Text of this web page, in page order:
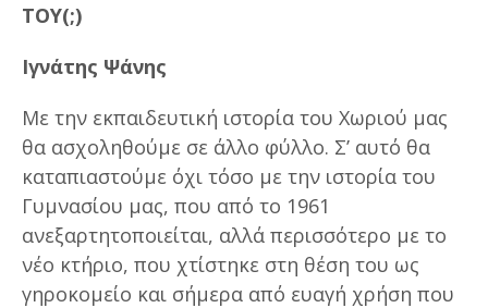
ΤΟΥ(;)
Ιγνάτης Ψάνης
Με την εκπαιδευτική ιστορία του Χωριού μας
θα ασχοληθούμε σε άλλο φύλλο. Σ’ αυτό θα
καταπιαστούμε όχι τόσο με την ιστορία του
Γυμνασίου μας, που από το 1961
ανεξαρτητοποιείται, αλλά περισσότερο με το
νέο κτήριο, που χτίστηκε στη θέση του ως
γηροκομείο και σήμερα από ευαγή χρήση που